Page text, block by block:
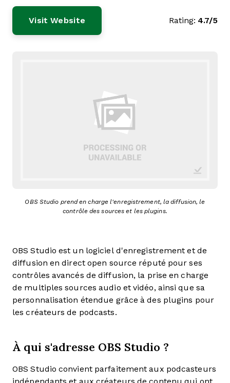
Visit Website Rating: 4.7/5
OBS Studio prend en charge l'enregistrement, la diffusion, le
contrôle des sources et les plugins.
OBS Studio est un logiciel d'enregistrement et de
diffusion en direct open source réputé pour ses
contrôles avancés de diffusion, la prise en charge
de multiples sources audio et vidéo, ainsi que sa
personnalisation étendue grâce à des plugins pour
les créateurs de podcasts.
À qui s'adresse OBS Studio ?
OBS Studio convient parfaitement aux podcasteurs
indépendants et aux créateurs de contenu qui ont